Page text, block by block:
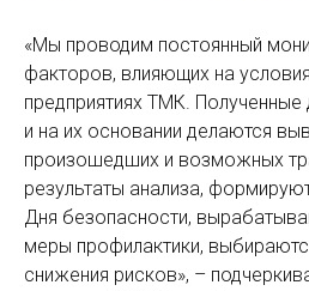
«Мы проводим постоянный
факторов, влияющих на
предприятиях ТМК. Полученные
и на их основании делаются
произошедших и возможных
результаты анализа,
Дня безопасности,
меры профилактики,
снижения рисков», –